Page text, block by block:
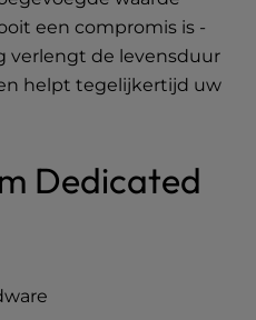
een compromis is -
verlengt de levensduur
helpt tegelijkertijd uw
Dedicated